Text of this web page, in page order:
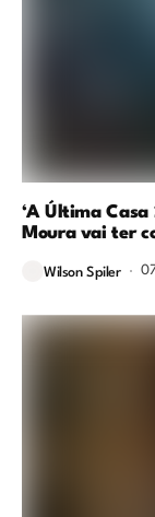
‘A Última Casa
Moura vai ter
Wilson Spiler